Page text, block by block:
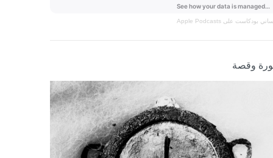
بودكاست على Apple Podcasts
وقصة